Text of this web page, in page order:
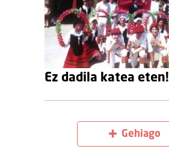
Ez dadila katea eten!
Gehiago